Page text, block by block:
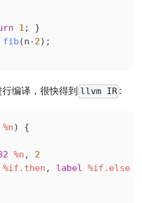
1 ; }
fib (n-2);
编译，很快得到 llvm IR:
%n) {
%n , 2
%if.then , label %if.else